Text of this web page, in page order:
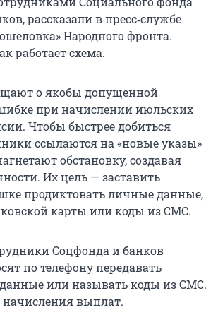
рассказали в пресс‑службе
Народного фронта.
работает схема.
о якобы допущенной
при начислении июльских
Чтобы быстрее добиться
ссылаются на «новые указы»
обстановку, создавая
Их цель — заставить
продиктовать личные данные,
карты или коды из СМС.
Соцфонда и банков
по телефону передавать
или называть коды из СМС.
начисления выплат.